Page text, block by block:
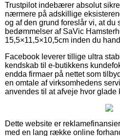
Trustpilot indebærer absolut
nærmere på adskillige
og af den grund foreslår vi, at du
bedømmelser af SaVic
15,5×11,5×10,5cm inden du
Facebook leverer tillige ultra
kendskab til e-butikkens
endda firmaer på nettet som
en omtale af virksomhedens
anvendes til at afveje hvor glade
Dette website er
med en lang række online